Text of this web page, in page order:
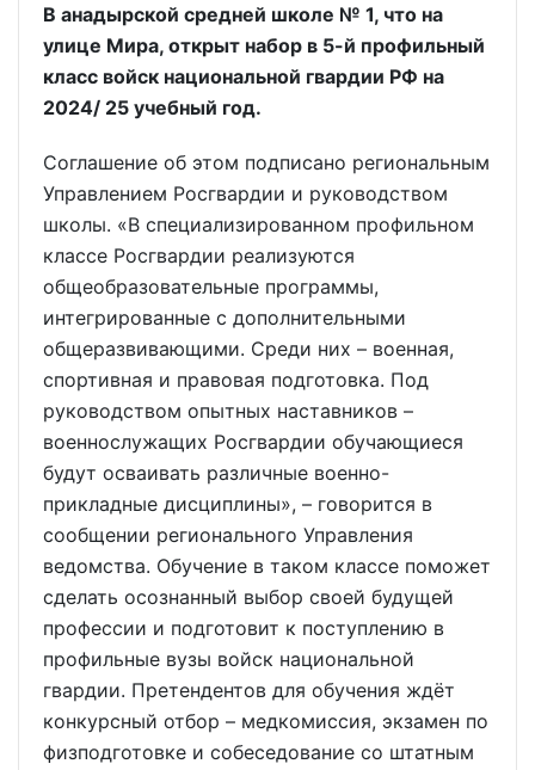
В анадырской средней школе № 1, что на
улице Мира, открыт набор в 5-й профильный
класс войск национальной гвардии РФ на
2024/ 25 учебный год.
Соглашение об этом подписано региональным
Управлением Росгвардии и руководством
школы. «В специализированном профильном
классе Росгвардии реализуются
общеобразовательные программы,
интегрированные с дополнительными
общеразвивающими. Среди них – военная,
спортивная и правовая подготовка. Под
руководством опытных наставников –
военнослужащих Росгвардии обучающиеся
будут осваивать различные военно-
прикладные дисциплины», – говорится в
сообщении регионального Управления
ведомства. Обучение в таком классе поможет
сделать осознанный выбор своей будущей
профессии и подготовит к поступлению в
профильные вузы войск национальной
гвардии. Претендентов для обучения ждёт
конкурсный отбор – медкомиссия, экзамен по
физподготовке и собеседование со штатным